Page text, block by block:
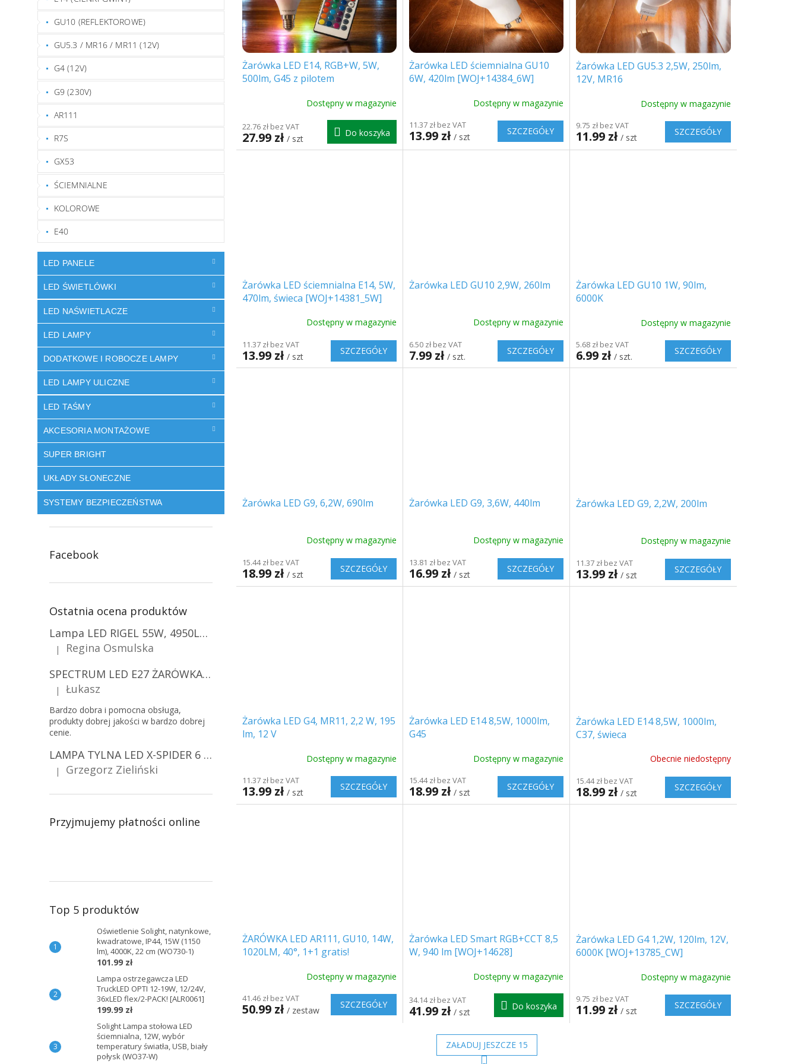
GU10 (REFLEKTOROWE)
GU5.3 / MR16 / MR11 (12V)
G4 (12V)
G9 (230V)
AR111
R7S
GX53
ŚCIEMNIALNE
KOLOROWE
E40
LED PANELE
LED ŚWIETLÓWKI
LED NAŚWIETLACZE
LED LAMPY
DODATKOWE I ROBOCZE LAMPY
LED LAMPY ULICZNE
LED TAŚMY
AKCESORIA MONTAŻOWE
SUPER BRIGHT
UKŁADY SŁONECZNE
SYSTEMY BEZPIECZEŃSTWA
Facebook
Ostatnia ocena produktów
Lampa LED RIGEL 55W, 4950LM, E27, 6500K [WL-10]
Ocena produktu to 5 na 5 gwiazdek.
|
Regina Osmulska
SPECTRUM LED E27 ŻARÓWKA LED 9W, A60/10-PACK!
Ocena produktu to 5 na 5 gwiazdek.
| Łukasz
Bardzo dobra i pomocna obsługa,
produkty dobrej jakości w bardzo dobrej
cenie.
LAMPA TYLNA LED X-SPIDER 6 FUNKCJI, R10, R148, R150, IP67, MOCOWANIE NA ŚRUBY [L2425]
Ocena produktu to 5 na 5 gwiazdek.
| Grzegorz Zieliński
Przyjmujemy płatności online
Top 5 produktów
Oświetlenie Solight, natynkowe,
kwadratowe, IP44, 15W (1150
lm), 4000K, 22 cm (WO730-1)
101.99 zł
Lampa ostrzegawcza LED
TruckLED OPTI 12-19W, 12/24V,
36xLED flex/2-PACK! [ALR0061]
199.99 zł
Solight Lampa stołowa LED
ściemnialna, 12W, wybór
temperatury światła, USB, biały
połysk (WO37-W)
o
d
u
ó
w
o
d
u
Żarówka LED E14, RGB+W, 5W,
500lm, G45 z pilotem
Dostępny w magazynie
22.76 zł bez VAT
27.99 zł / szt
Do koszyka
Żarówka LED ściemnialna GU10
6W, 420lm [WOJ+14384_6W]
Dostępny w magazynie
11.37 zł bez VAT
13.99 zł / szt
SZCZEGÓŁY
Żarówka LED GU5.3 2,5W, 250lm,
12V, MR16
Dostępny w magazynie
9.75 zł bez VAT
11.99 zł / szt
SZCZEGÓŁY
Żarówka LED ściemnialna E14, 5W,
470lm, świeca [WOJ+14381_5W]
Dostępny w magazynie
11.37 zł bez VAT
13.99 zł / szt
SZCZEGÓŁY
Żarówka LED GU10 2,9W, 260lm
Dostępny w magazynie
6.50 zł bez VAT
7.99 zł / szt.
SZCZEGÓŁY
Żarówka LED GU10 1W, 90lm,
6000K
Dostępny w magazynie
5.68 zł bez VAT
6.99 zł / szt.
SZCZEGÓŁY
Żarówka LED G9, 6,2W, 690lm
Dostępny w magazynie
15.44 zł bez VAT
18.99 zł / szt
SZCZEGÓŁY
Żarówka LED G9, 3,6W, 440lm
Dostępny w magazynie
13.81 zł bez VAT
16.99 zł / szt
SZCZEGÓŁY
Żarówka LED G9, 2,2W, 200lm
Dostępny w magazynie
11.37 zł bez VAT
13.99 zł / szt
SZCZEGÓŁY
Żarówka LED G4, MR11, 2,2 W, 195
lm, 12 V
Dostępny w magazynie
11.37 zł bez VAT
13.99 zł / szt
SZCZEGÓŁY
Żarówka LED E14 8,5W, 1000lm,
G45
Dostępny w magazynie
15.44 zł bez VAT
18.99 zł / szt
SZCZEGÓŁY
Żarówka LED E14 8,5W, 1000lm,
C37, świeca
Obecnie niedostępny
15.44 zł bez VAT
18.99 zł / szt
SZCZEGÓŁY
ŻARÓWKA LED AR111, GU10, 14W,
1020LM, 40°, 1+1 gratis!
Dostępny w magazynie
41.46 zł bez VAT
50.99 zł / zestaw
SZCZEGÓŁY
Żarówka LED Smart RGB+CCT 8,5
W, 940 lm [WOJ+14628]
Dostępny w magazynie
34.14 zł bez VAT
41.99 zł / szt
Do koszyka
Żarówka LED G4 1,2W, 120lm, 12V,
6000K [WOJ+13785_CW]
Dostępny w magazynie
9.75 zł bez VAT
11.99 zł / szt
SZCZEGÓŁY
ZAŁADUJ JESZCZE 15
P